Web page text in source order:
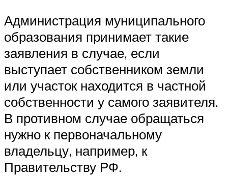
Администрация муниципального
образования принимает такие
заявления в случае, если
выступает собственником земли
или участок находится в частной
собственности у самого заявителя.
В противном случае обращаться
нужно к первоначальному
владельцу, например, к
Правительству РФ.